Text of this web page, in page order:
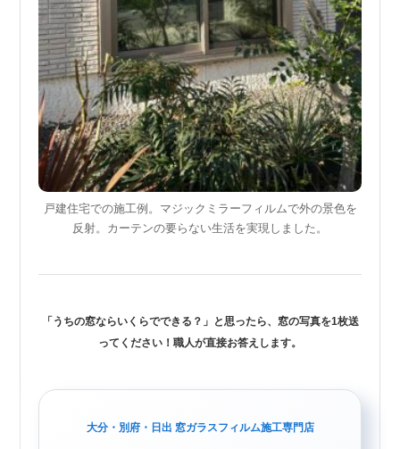
戸建住宅での施工例。マジックミラーフィルムで外の景色を
反射。カーテンの要らない生活を実現しました。
「うちの窓ならいくらでできる？」と思ったら、窓の写真を1枚送
ってください！職人が直接お答えします。
大分・別府・日出 窓ガラスフィルム施工専門店